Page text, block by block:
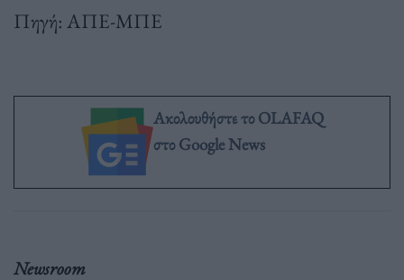
Πηγή: ΑΠΕ-ΜΠΕ
Ακολουθήστε το OLAFAQ
στο Google News
Newsroom